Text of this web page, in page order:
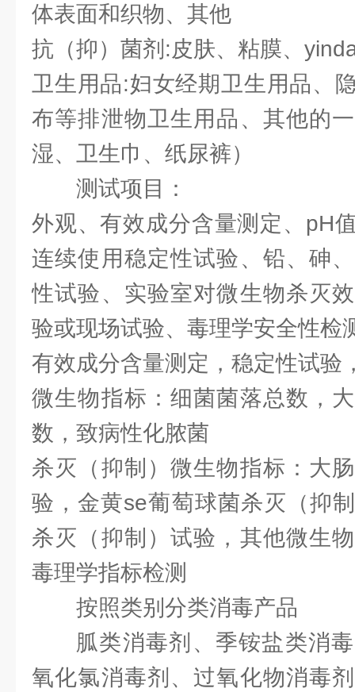
体表面和织物、其他
抗（抑）菌剂:皮肤、粘膜、
卫生用品:妇女经期卫生用品、
布等排泄物卫生用品、其他的
湿、卫生巾、纸尿裤）
测试项目：
外观、有效成分含量测定、pH
连续使用稳定性试验、铅、砷
性试验、实验室对微生物杀灭
验或现场试验、毒理学安全性检
有效成分含量测定，稳定性试验
微生物指标：细菌菌落总数，
数，致病性化脓菌
杀灭（抑制）微生物指标：大
验，金黄se葡萄球菌杀灭（抑
杀灭（抑制）试验，其他微生
毒理学指标检测
按照类别分类消毒产品
胍类消毒剂、季铵盐类消
氧化氯消毒剂、过氧化物消毒